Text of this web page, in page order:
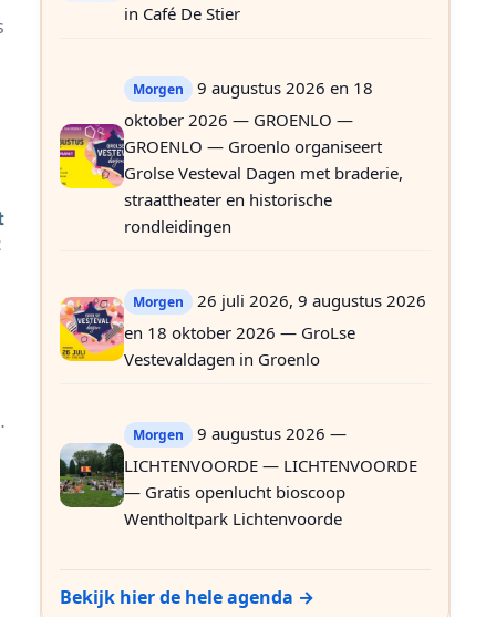
in Café De Stier
Morgen
9 augustus 2026 en 18
oktober 2026 — GROENLO —
GROENLO — Groenlo organiseert
Grolse Vesteval Dagen met braderie,
straattheater en historische
rondleidingen
Morgen
26 juli 2026, 9 augustus 2026
en 18 oktober 2026 — GroLse
Vestevaldagen in Groenlo
Morgen
9 augustus 2026 —
LICHTENVOORDE — LICHTENVOORDE
— Gratis openlucht bioscoop
Wentholtpark Lichtenvoorde
Bekijk hier de hele agenda →